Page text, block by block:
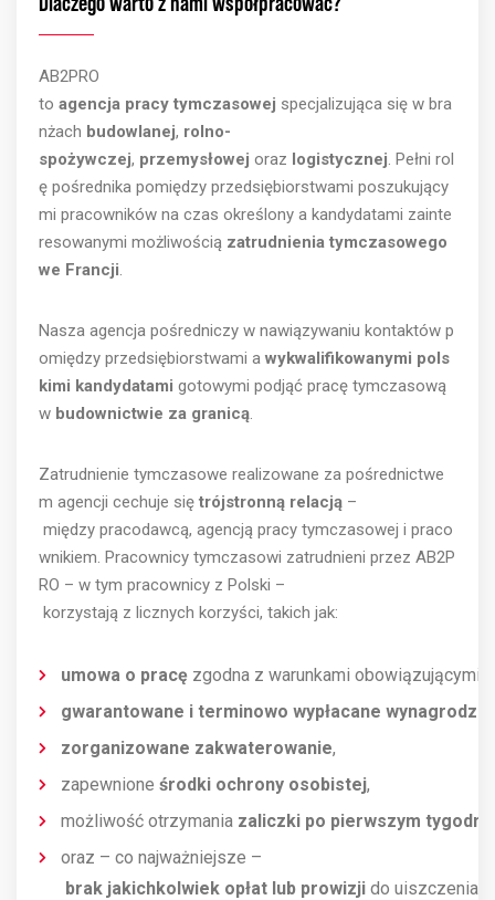
AB2PRO
to agencja pracy tymczasowej specjalizująca się w bra
nżach budowlanej, rolno-
spożywczej, przemysłowej oraz logistycznej. Pełni rol
ę pośrednika pomiędzy przedsiębiorstwami poszukujący
mi pracowników na czas określony a kandydatami zainte
resowanymi możliwością zatrudnienia tymczasowego
we Francji.
Nasza agencja pośredniczy w nawiązywaniu kontaktów p
omiędzy przedsiębiorstwami a wykwalifikowanymi pols
kimi kandydatami gotowymi podjąć pracę tymczasową
w budownictwie za granicą.
Zatrudnienie tymczasowe realizowane za pośrednictwe
m agencji cechuje się trójstronną relacją –
między pracodawcą, agencją pracy tymczasowej i praco
wnikiem. Pracownicy tymczasowi zatrudnieni przez AB2P
RO – w tym pracownicy z Polski –
korzystają z licznych korzyści, takich jak:
umowa o pracę zgodna z warunkami obowiązującymi
gwarantowane i terminowo wypłacane
zorganizowane zakwaterowanie,
zapewnione środki ochrony osobistej,
możliwość otrzymania zaliczki po pierwszym
oraz – co najważniejsze –
brak jakichkolwiek opłat lub prowizji do uiszczenia.